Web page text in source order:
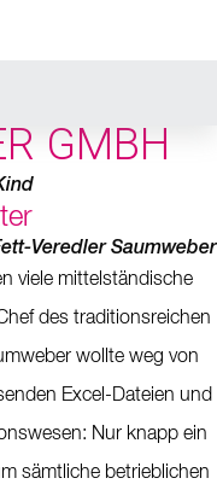
GMBH
Veredler Saumweber
viele mittelständische
des traditionsreichen
wollte weg von
Excel-Dateien und
Nur knapp ein
sämtliche betrieblichen